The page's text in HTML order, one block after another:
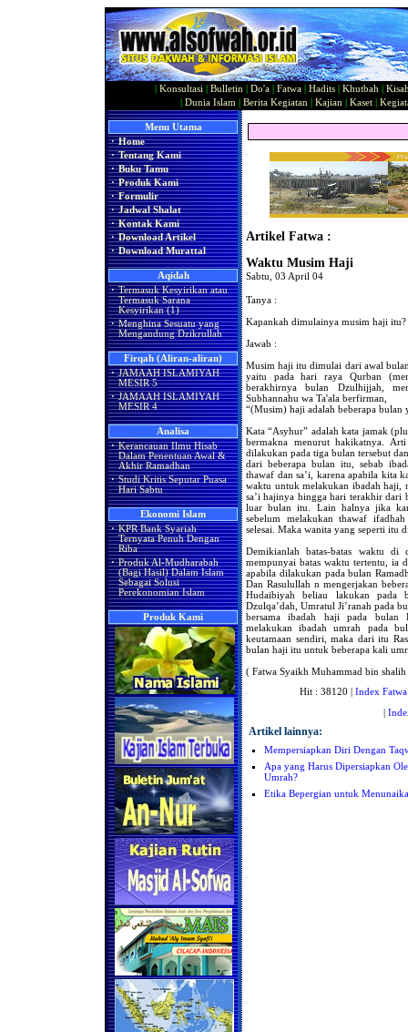
Konsultasi Bulletin Do'a Fatwa Hadits Khutbah
Dunia Islam Berita Kegiatan Kajian Kaset|
Menu Utama
· Home
· Tentang Kami
· Buku Tamu
· Produk Kami
· Formulir
· Jadwal Shalat
· Kontak Kami
· Download Artikel
· Download Murattal
Aqidah
· Termasuk Kesyirikan atau
Termasuk Sarana
Kesyirikan (1)
· Menghina Sesuatu yang
Mengandung Dzikrullah
Firqah (Aliran-aliran)
· JAMAAH ISLAMIYAH
MESIR 5
· JAMAAH ISLAMIYAH
MESIR 4
Analisa
· Kerancauan Ilmu Hisab
Dalam Penentuan Awal &
Akhir Ramadhan
· Studi Kritis Seputar Puasa
Hari Sabtu
Ekonomi Islam
· KPR Bank Syariah
Ternyata Penuh Dengan
Riba
· Produk Al-Mudharabah
(Bagi Hasil) Dalam Islam
Sebagai Solusi
Perekonomian Islam
Produk Kami
Artikel Fatwa :
Waktu Musim Haji
Sabtu, 03 April 04
Tanya :
Kapankah dimulainya musim haji itu?
Jawab :
Musim haji itu dimulai dari awal
yaitu pada hari raya Qurban
berakhirnya bulan Dzulhijjah,
Subhannahu wa Ta'ala berfirman,
“(Musim) haji adalah beberapa
Kata “Asyhur” adalah kata jamak
bermakna menurut hakikatnya.
dilakukan pada tiga bulan tersebut
dari beberapa bulan itu, sebab
thawaf dan sa’i, karena apabila kita
waktu untuk melakukan ibadah haji,
sa’i hajinya hingga hari terakhir
luar bulan itu. Lain halnya jika
sebelum melakukan thawaf
selesai. Maka wanita yang seperti itu
Demikianlah batas-batas waktu
mempunyai batas waktu tertentu, ia
apabila dilakukan pada bulan
Dan Rasulullah n mengerjakan
Hudaibiyah beliau lakukan pada
Dzulqa’dah, Umratul Ji’ranah pada
bersama ibadah haji pada bulan
melakukan ibadah umrah pada
keutamaan sendiri, maka dari itu
bulan haji itu untuk beberapa kali
( Fatwa Syaikh Muhammad bin
Hit : 38120 | Index Fatwa
|
Artikel lainnya:
Mempersiapkan Diri Dengan
Apa yang Harus Dipersiapkan
Umrah?
Etika Bepergian untuk